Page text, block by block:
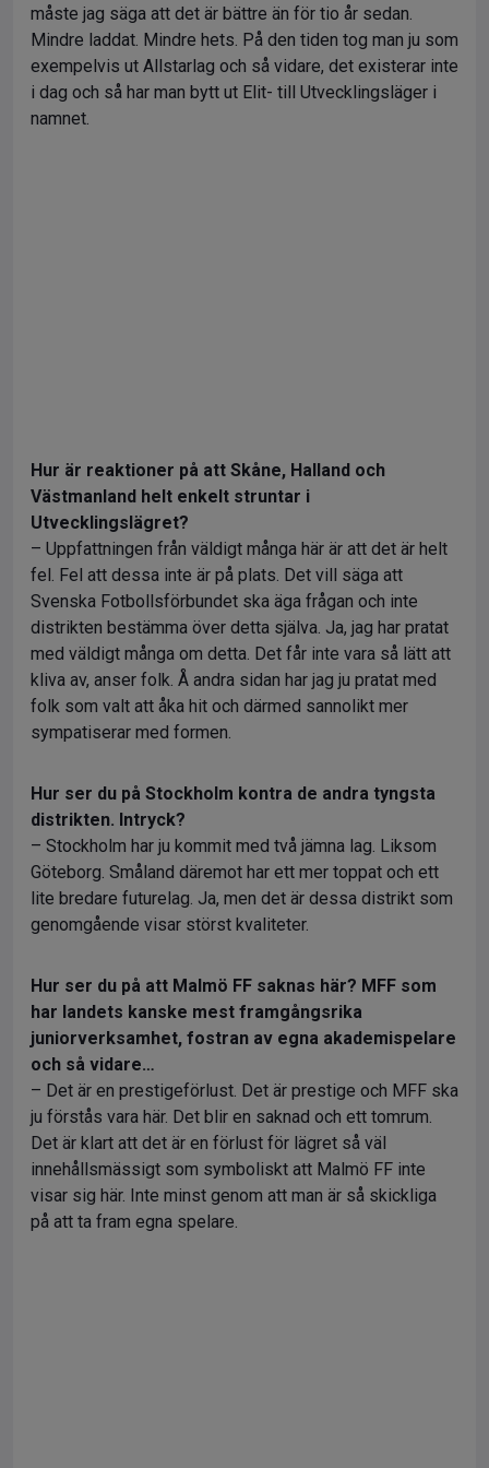
måste jag säga att det är bättre än för tio år sedan.
Mindre laddat. Mindre hets. På den tiden tog man ju som
exempelvis ut Allstarlag och så vidare, det existerar inte
i dag och så har man bytt ut Elit- till Utvecklingsläger i
namnet.
Hur är reaktioner på att Skåne, Halland och
Västmanland helt enkelt struntar i
Utvecklingslägret?
– Uppfattningen från väldigt många här är att det är helt
fel. Fel att dessa inte är på plats. Det vill säga att
Svenska Fotbollsförbundet ska äga frågan och inte
distrikten bestämma över detta själva. Ja, jag har pratat
med väldigt många om detta. Det får inte vara så lätt att
kliva av, anser folk. Å andra sidan har jag ju pratat med
folk som valt att åka hit och därmed sannolikt mer
sympatiserar med formen.
Hur ser du på Stockholm kontra de andra tyngsta
distrikten. Intryck?
– Stockholm har ju kommit med två jämna lag. Liksom
Göteborg. Småland däremot har ett mer toppat och ett
lite bredare futurelag. Ja, men det är dessa distrikt som
genomgående visar störst kvaliteter.
Hur ser du på att Malmö FF saknas här? MFF som
har landets kanske mest framgångsrika
juniorverksamhet, fostran av egna akademispelare
och så vidare…
– Det är en prestigeförlust. Det är prestige och MFF ska
ju förstås vara här. Det blir en saknad och ett tomrum.
Det är klart att det är en förlust för lägret så väl
innehållsmässigt som symboliskt att Malmö FF inte
visar sig här. Inte minst genom att man är så skickliga
på att ta fram egna spelare.